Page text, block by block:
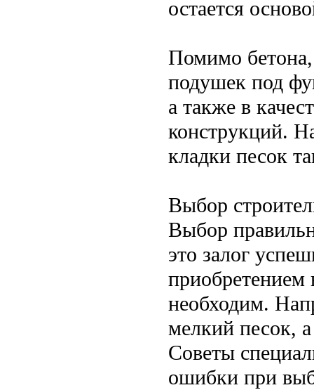
остается
Помимо бетона,
подушек под
а также в
конструкций.
кладки песок
Выбор
Выбор
это залог
приобретением
необходим.
мелкий песок,
Советы
ошибки при